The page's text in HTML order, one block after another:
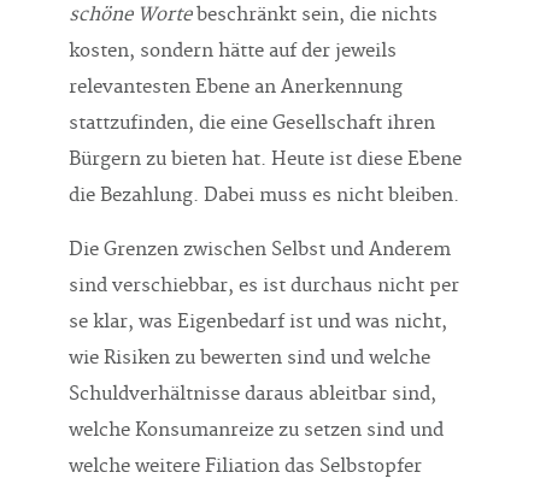
schöne Wortebeschränkt sein, die nichts
kosten, sondern hätte auf der jeweils
relevantesten Ebene an Anerkennung
stattzufinden, die eine Gesellschaft ihren
Bürgern zu bieten hat. Heute ist diese Ebene
die Bezahlung. Dabei muss es nicht bleiben.
Die Grenzen zwischen Selbst und Anderem
sind verschiebbar, es ist durchaus nicht per
se klar, was Eigenbedarf ist und was nicht,
wie Risiken zu bewerten sind und welche
Schuldverhältnisse daraus ableitbar sind,
welche Konsumanreize zu setzen sind und
welche weitere Filiation das Selbstopfer